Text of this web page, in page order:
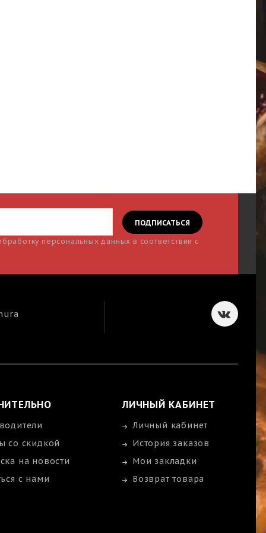
персональных данных в соответствии с
со скидкой
на новости
с нами
ЛИЧНЫЙ КАБИНЕТ
Личный кабинет
История заказов
Мои закладки
Возврат товара